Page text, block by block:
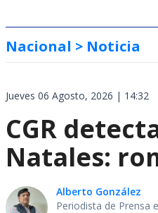
Nacional > Noticia
Jueves 06 Agosto, 2026 | 14:32
CGR
Natales:
Alberto González
Periodista de Prensa